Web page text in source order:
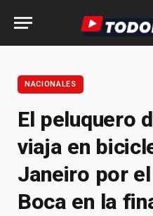
NACIONALES
El peluquero
viaja en
Janeiro por
Boca en la